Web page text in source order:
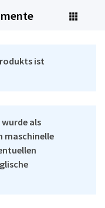
ist
als
maschinelle